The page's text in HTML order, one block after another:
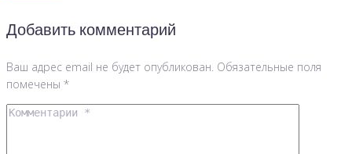
Добавить комментарий
Ваш адрес email не будет опубликован. Обязательные поля
помечены *